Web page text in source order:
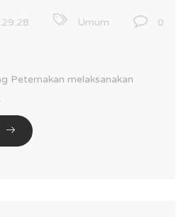
Umum 0
Peternakan melaksanakan